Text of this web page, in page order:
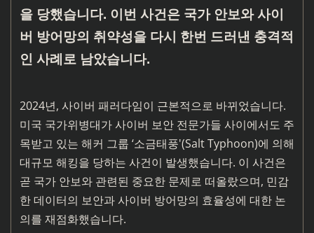
을 당했습니다. 이번 사건은 국가 안보와 사이
버 방어망의 취약성을 다시 한번 드러낸 충격적
인 사례로 남았습니다.
2024년, 사이버 패러다임이 근본적으로 바뀌었습니다.
미국 국가위병대가 사이버 보안 전문가들 사이에서도 주
목받고 있는 해커 그룹 ‘소금태풍'(Salt Typhoon)에 의해
대규모 해킹을 당하는 사건이 발생했습니다. 이 사건은
곧 국가 안보와 관련된 중요한 문제로 떠올랐으며, 민감
한 데이터의 보안과 사이버 방어망의 효율성에 대한 논
의를 재점화했습니다.